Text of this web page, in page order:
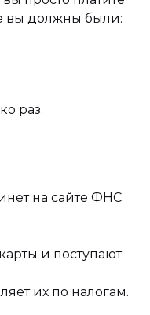
вы должны были:
раз.
на сайте ФНС.
и поступают
их по налогам.